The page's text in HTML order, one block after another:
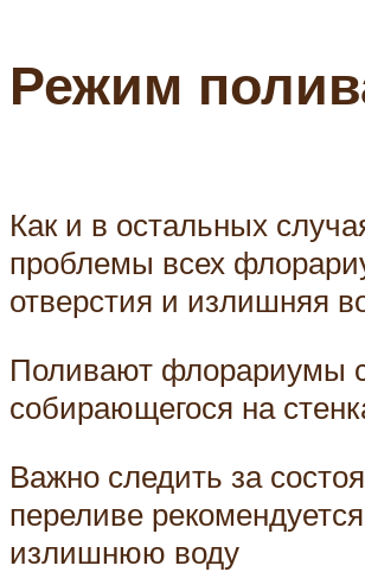
Режим
Как и в остальных
проблемы всех
отверстия и излишняя
Поливают флорариумы
собирающегося на
Важно следить за
переливе
излишнюю воду